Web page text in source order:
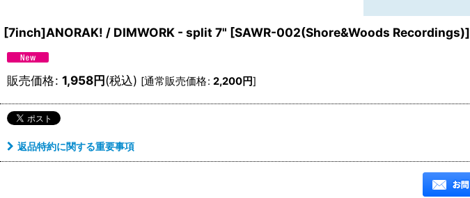
[7inch]ANORAK! / DIMWORK - split 7" [SAWR-002(Shore&Woods Recordings)]
販売価格: 1,958円(税込) [通常販売価格: 2,200円]
返品特約に関する重要事項